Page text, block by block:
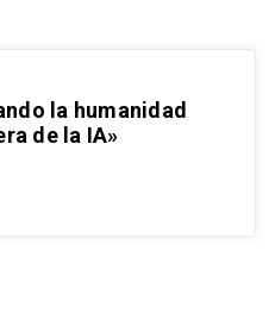
la humanidad
de la IA»